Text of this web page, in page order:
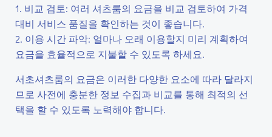
1. 비교 검토: 여러 셔츠룸의 요금을 비교 검토하여 가격
대비 서비스 품질을 확인하는 것이 좋습니다.
2. 이용 시간 파악: 얼마나 오래 이용할지 미리 계획하여
요금을 효율적으로 지불할 수 있도록 하세요.
서초셔츠룸의 요금은 이러한 다양한 요소에 따라 달라지
므로 사전에 충분한 정보 수집과 비교를 통해 최적의 선
택을 할 수 있도록 노력해야 합니다.